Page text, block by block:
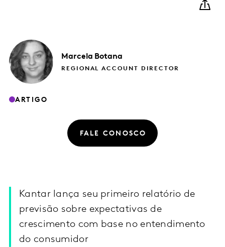
Marcela Botana
REGIONAL ACCOUNT DIRECTOR
ARTIGO
FALE CONOSCO
Kantar lança seu primeiro relatório de
previsão sobre expectativas de
crescimento com base no entendimento
do consumidor